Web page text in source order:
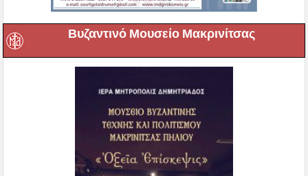
Βυζαντινό Μουσείο Μακρινίτσας